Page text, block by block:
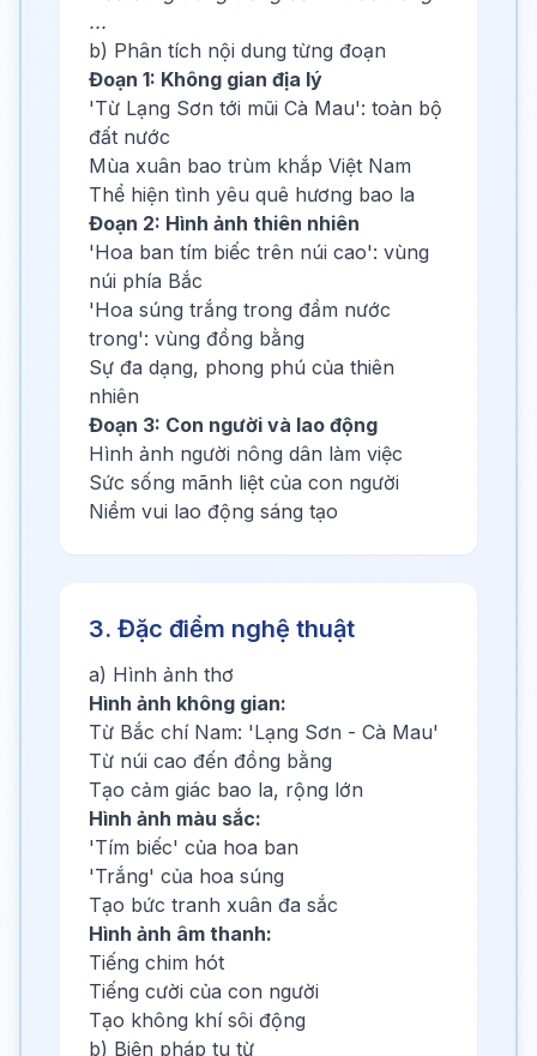
...
b) Phân tích nội dung từng đoạn
Đoạn 1: Không gian địa lý
'Từ Lạng Sơn tới mũi Cà Mau': toàn bộ
đất nước
Mùa xuân bao trùm khắp Việt Nam
Thể hiện tình yêu quê hương bao la
Đoạn 2: Hình ảnh thiên nhiên
'Hoa ban tím biếc trên núi cao': vùng
núi phía Bắc
'Hoa súng trắng trong đầm nước
trong': vùng đồng bằng
Sự đa dạng, phong phú của thiên
nhiên
Đoạn 3: Con người và lao động
Hình ảnh người nông dân làm việc
Sức sống mãnh liệt của con người
Niềm vui lao động sáng tạo
3. Đặc điểm nghệ thuật
a) Hình ảnh thơ
Hình ảnh không gian:
Từ Bắc chí Nam: 'Lạng Sơn - Cà Mau'
Từ núi cao đến đồng bằng
Tạo cảm giác bao la, rộng lớn
Hình ảnh màu sắc:
'Tím biếc' của hoa ban
'Trắng' của hoa súng
Tạo bức tranh xuân đa sắc
Hình ảnh âm thanh:
Tiếng chim hót
Tiếng cười của con người
Tạo không khí sôi động
b) Biện pháp tu từ